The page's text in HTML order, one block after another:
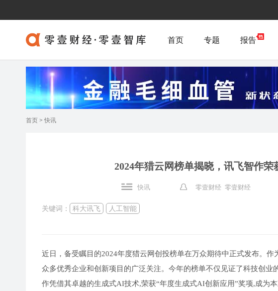
首页 专题 报告
首页 > 快讯
2024年猎云网榜单揭晓，讯飞智作
快讯 零壹财经 零壹财经
关键词： 科大讯飞 人工智能
近日，备受瞩目的2024年度猎云网创投榜单在万众期待中正式发布。
众多优秀企业和创新项目的广泛关注。今年的榜单不仅见证了科技创
作凭借其卓越的生成式AI技术,荣获“年度生成式AI创新应用”奖项,成为